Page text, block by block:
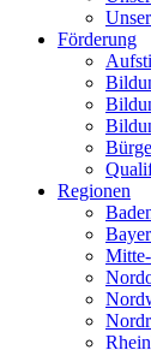
Förderung
Regionen